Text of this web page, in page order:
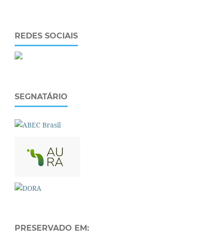
REDES SOCIAIS
SEGNATÁRIO
PRESERVADO EM: